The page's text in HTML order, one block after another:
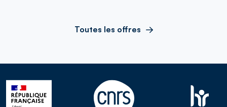
Toutes les offres